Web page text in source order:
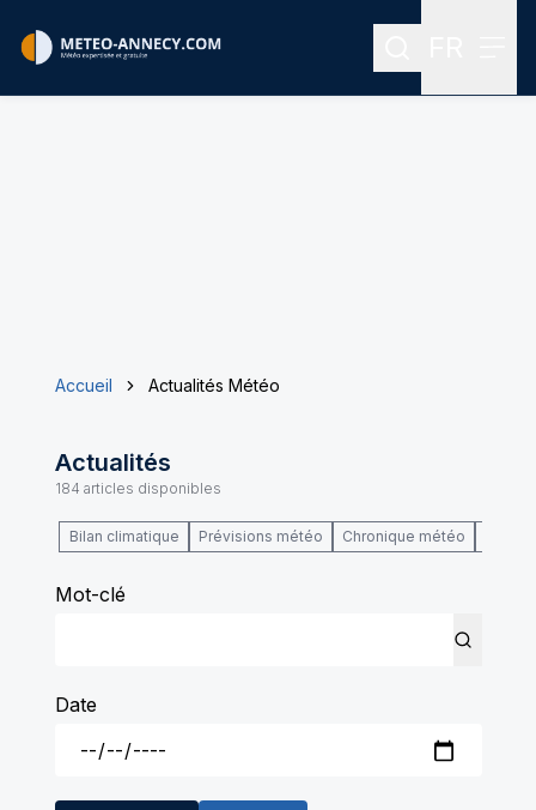
Rechercher
Accueil Actualités Météo
Actualités
184 articles disponibles
Bilan climatique Prévisions météo Chronique météo
Mot-clé
Date